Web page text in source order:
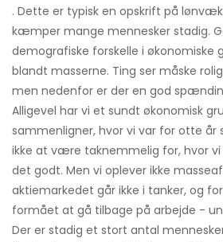
. Dette er typisk en opskrift på
kæmper mange mennesker stadig.
demografiske forskelle i økonomiske
blandt masserne. Ting ser måske
men nedenfor er der en god
Alligevel har vi et sundt økonomisk
sammenligner, hvor vi var for otte
ikke at være taknemmelig for, hvor vi
det godt. Men vi oplever ikke
aktiemarkedet går ikke i tanker, og
formået at gå tilbage på arbejde -
Der er stadig et stort antal